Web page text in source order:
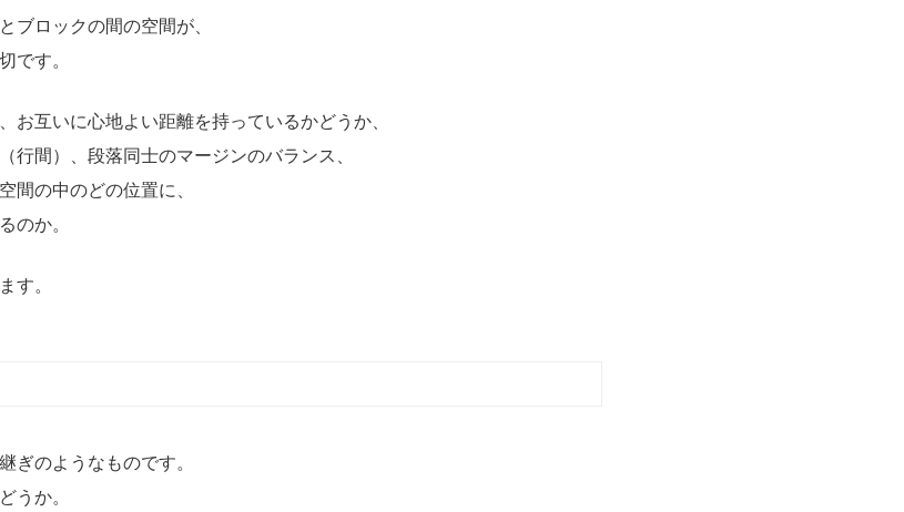
ブロックの間の空間が、
です。
お互いに心地よい距離を持っているかどうか、
行間）、段落同士のマージンのバランス、
間の中のどの位置に、
のか。
す。
ぎのようなものです。
うか。